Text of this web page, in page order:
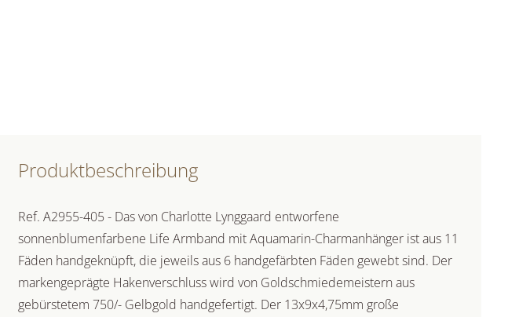
Produktbeschreibung
Ref. A2955-405 - Das von Charlotte Lynggaard entworfene
sonnenblumenfarbene Life Armband mit Aquamarin-Charmanhänger ist aus 11
Fäden handgeknüpft, die jeweils aus 6 handgefärbten Fäden gewebt sind. Der
markengeprägte Hakenverschluss wird von Goldschmiedemeistern aus
gebürstetem 750/- Gelbgold handgefertigt. Der 13x9x4,75mm große